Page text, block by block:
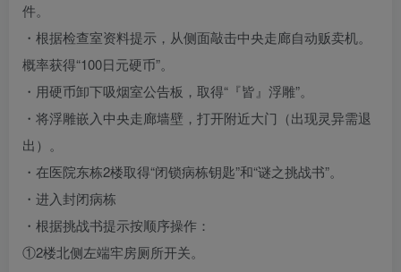
件。
・根据检查室资料提示，从侧面敲击中央走廊自动贩卖机。
概率获得“100日元硬币”。
・用硬币卸下吸烟室公告板，取得“『皆』浮雕”。
・将浮雕嵌入中央走廊墙壁，打开附近大门（出现灵异需退
出）。
・在医院东栋2楼取得“闭锁病栋钥匙”和“谜之挑战书”。
・进入封闭病栋
・根据挑战书提示按顺序操作：
①2楼北侧左端牢房厕所开关。